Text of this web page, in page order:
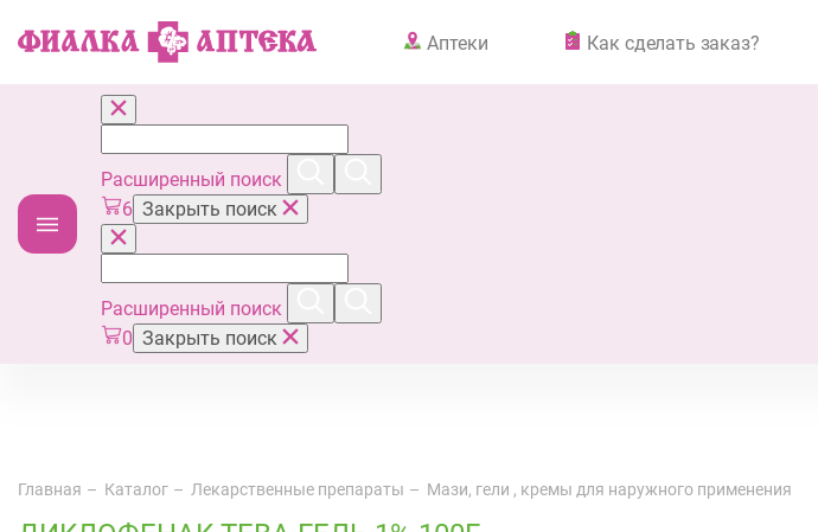
Аптеки Как сделать заказ?
Расширенный поиск
6 Закрыть поиск
Расширенный поиск
0 Закрыть поиск
Главная Каталог Лекарственные препараты Мази, гели , кремы для наружного применения